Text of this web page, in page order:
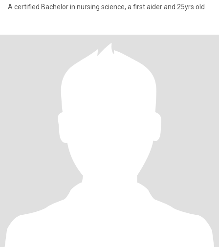
A certified Bachelor in nursing science, a first aider and 25yrs old